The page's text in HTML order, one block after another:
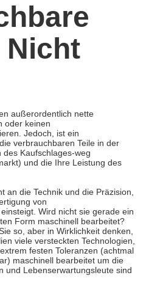
Nicht
außerordentlich nette
oder keinen
Jedoch, ist ein
verbrauchbaren Teile in der
des Kaufschlages-weg
und die Ihre Leistung des
an die Technik und die Präzision,
von
Wird nicht sie gerade ein
Form maschinell bearbeitet?
so, aber in Wirklichkeit denken,
viele versteckten Technologien,
festen Toleranzen (achtmal
maschinell bearbeitet um die
und Lebenserwartungsleute sind